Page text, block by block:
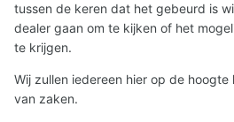
tussen de keren dat het gebeurd is
dealer gaan om te kijken of het
te krijgen.
Wij zullen iedereen hier op de
van zaken.